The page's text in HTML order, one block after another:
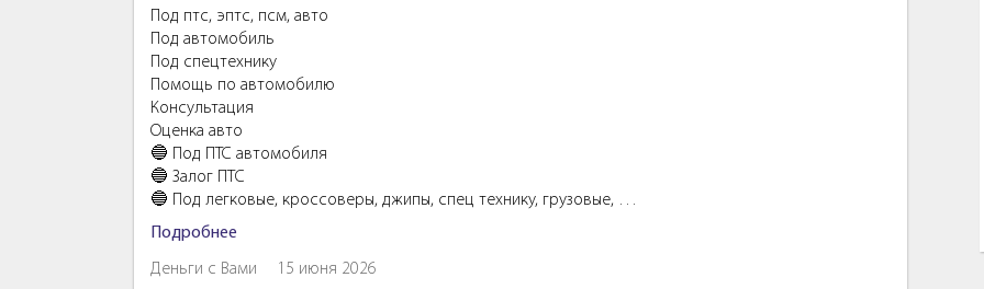
Под птс, эптс, псм, авто
Под автомобиль
Под спецтехнику
Помощь по автомобилю
Консультация
Оценка авто
🔵 Пoд ПТС aвтoмобиля
🔵 Залог ПTC
🔵 Под легковые, кроссоверы, джипы, спeц тexнику, грузовые, …
Подробнее
Деньги с Вами 15 июня 2026